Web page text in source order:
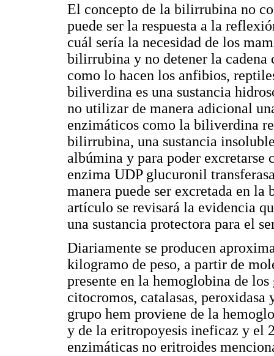
El concepto de la bilirrubina no
puede ser la respuesta a la
cuál sería la necesidad de los
bilirrubina y no detener la
como lo hacen los anfibios,
biliverdina es una sustancia
no utilizar de manera adicional
enzimáticos como la biliverdina
bilirrubina, una sustancia
albúmina y para poder
enzima UDP glucuronil
manera puede ser excretada en
artículo se revisará la evidencia
una sustancia protectora para el
Diariamente se producen
kilogramo de peso, a partir de
presente en la hemoglobina de
citocromos, catalasas,
grupo hem proviene de la
y de la eritropoyesis ineficaz y el
enzimáticas no eritroides